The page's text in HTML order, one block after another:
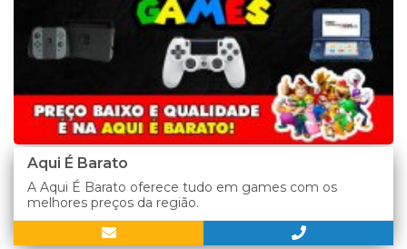
Aqui É Barato
A Aqui É Barato oferece tudo em games com os
melhores preços da região.